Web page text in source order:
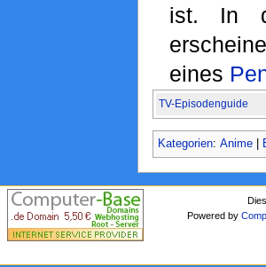
ist. In
eines
TV-Episodenguide
Kategorien: Anime|
Powered by